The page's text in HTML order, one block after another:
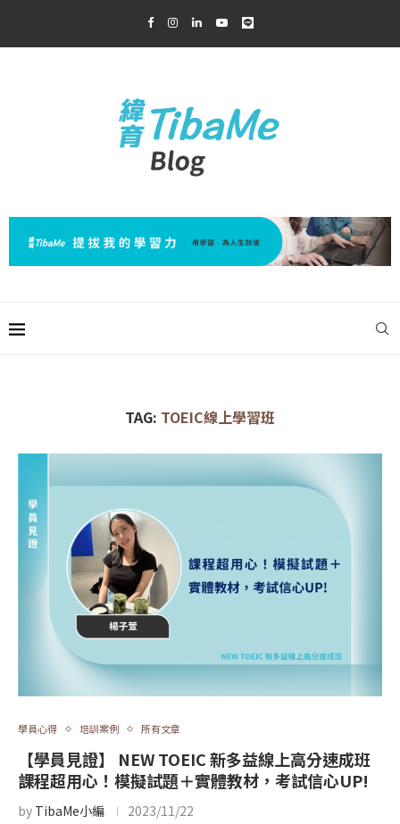
TAG: TOEIC線上學習班
學員心得 培訓案例 所有文章
【學員見證】 NEW TOEIC 新多益線上高分速成班
課程超用心！模擬試題＋實體教材，考試信心UP!
by TibaMe小編 2023/11/22